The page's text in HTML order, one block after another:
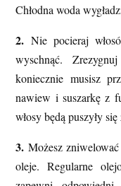
Chłodna woda
2. Nie pocieraj
wyschnąć.
koniecznie musisz
nawiew i suszarkę z
włosy będą puszyły
3. Możesz zniwelować
oleje. Regularne